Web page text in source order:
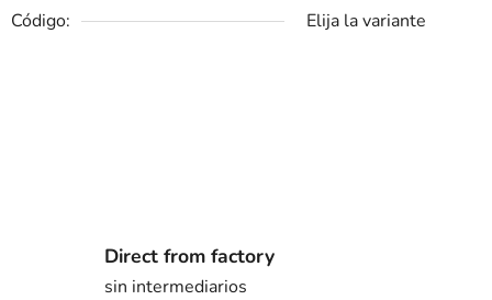
Código:
Elija la variante
Direct from factory
sin intermediarios